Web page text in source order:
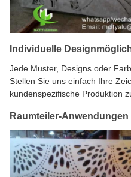
Individuelle
Jede Muster, Designs oder
Stellen Sie uns einfach Ihre
kundenspezifische Produktion
Raumteiler-Anwendungen